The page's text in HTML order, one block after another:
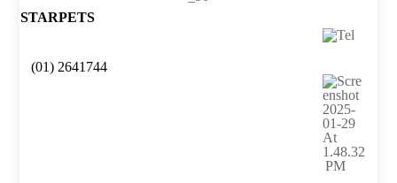
STARPETS
(01) 2641744